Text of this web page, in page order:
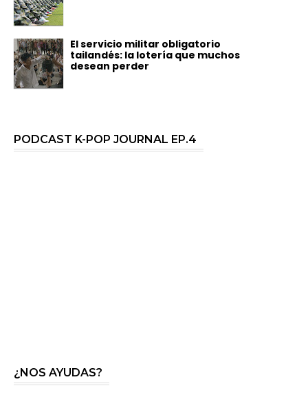
El servicio militar obligatorio
tailandés: la lotería que muchos
desean perder
PODCAST K-POP JOURNAL EP.4
¿NOS AYUDAS?